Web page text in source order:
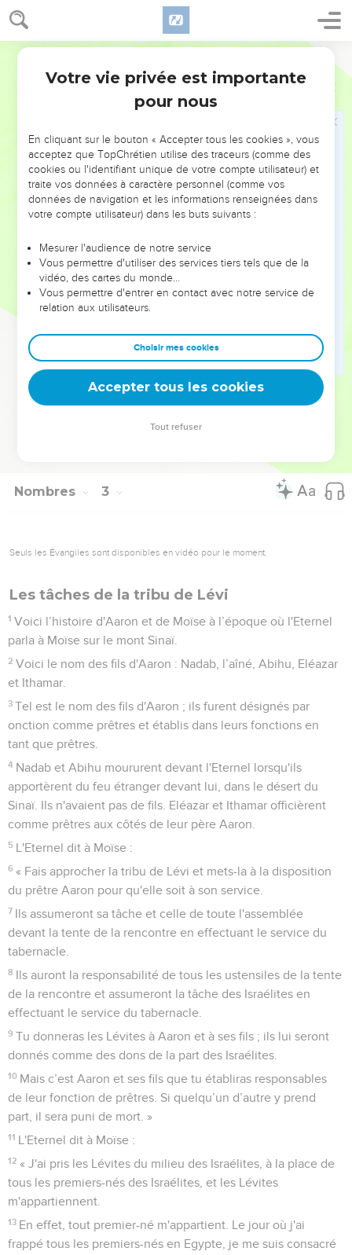
Nombres 2
27 A ses côtés camperont la tribu d'Aser, le prince des
Asérites, Paguiel, fils d'Ocran,
et son corps d'armée composé de 41'500 hommes d'après
puis la tribu de Nephthali, le prince des Nephthalites,
Ahira, fils d'Enan,
et son corps d'armée composé de 53'400 hommes d'après
le dénombrement.
Total pour le camp de Dan, d'après le dénombrement :
157'600 hommes. Ils seront les derniers à se mettre en
Tels sont les Israélites dont on fit le dénombrement en
fonction de leur famille. On dénombra au total, parmi ceux
qui formèrent les camps selon leurs corps d'armée, 603'550
hommes.
Conformément à l'ordre que l'Eternel avait donné à Moïse,
les Lévites ne furent pas inclus dans le dénombrement
effectué au milieu des Israélites.
Les Israélites se conformèrent à tous les ordres que
l'Eternel avait donnés à Moïse. C'est ainsi qu'ils campaient,
marche, chacun en fonction de son clan, suivant sa famille.
Nombres 3
Seuls les Évangiles sont disponibles en vidéo pour le moment.
Les tâches de la tribu de Lévi
1 Voici l’histoire d'Aaron et de Moïse à l’époque où l'Eternel
parla à Moïse sur le mont Sinaï.
2 Voici le nom des fils d'Aaron : Nadab, l’aîné, Abihu, Eléazar
et Ithamar.
3 Tel est le nom des fils d'Aaron ; ils furent désignés par
onction comme prêtres et établis dans leurs fonctions en
tant que prêtres.
4 Nadab et Abihu moururent devant l'Eternel lorsqu'ils
apportèrent du feu étranger devant lui, dans le désert du
Sinaï. Ils n'avaient pas de fils. Eléazar et Ithamar officièrent
comme prêtres aux côtés de leur père Aaron.
5 L'Eternel dit à Moïse :
6 « Fais approcher la tribu de Lévi et mets-la à la disposition
du prêtre Aaron pour qu'elle soit à son service.
7 Ils assumeront sa tâche et celle de toute l'assemblée
devant la tente de la rencontre en effectuant le service du
tabernacle.
8 Ils auront la responsabilité de tous les ustensiles de la tente
de la rencontre et assumeront la tâche des Israélites en
effectuant le service du tabernacle.
9 Tu donneras les Lévites à Aaron et à ses fils ; ils lui seront
donnés comme des dons de la part des Israélites.
10 Mais c’est Aaron et ses fils que tu établiras responsables
de leur fonction de prêtres. Si quelqu’un d’autre y prend
part, il sera puni de mort. »
11 L'Eternel dit à Moïse :
12 « J'ai pris les Lévites du milieu des Israélites, à la place de
tous les premiers-nés des Israélites, et les Lévites
m'appartiennent.
13 En effet, tout premier-né m'appartient. Le jour où j'ai
frappé tous les premiers-nés en Egypte, je me suis consacré
Votre vie privée est importante
pour nous
En cliquant sur le bouton « Accepter tous les cookies », vous
acceptez que TopChrétien utilise des traceurs (comme des
cookies ou l'identifiant unique de votre compte utilisateur) et
traite vos données à caractère personnel (comme vos
données de navigation et les informations renseignées dans
votre compte utilisateur) dans les buts suivants :
Mesurer l'audience de notre service
Vous permettre d'utiliser des services tiers tels que de la
vidéo, des cartes du monde…
Vous permettre d'entrer en contact avec notre service de
relation aux utilisateurs.
Choisir mes cookies
Accepter tous les cookies
Tout refuser